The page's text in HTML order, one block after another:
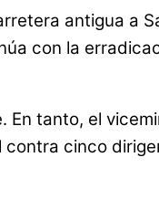
antigua a
con la
En tanto, el
cinco